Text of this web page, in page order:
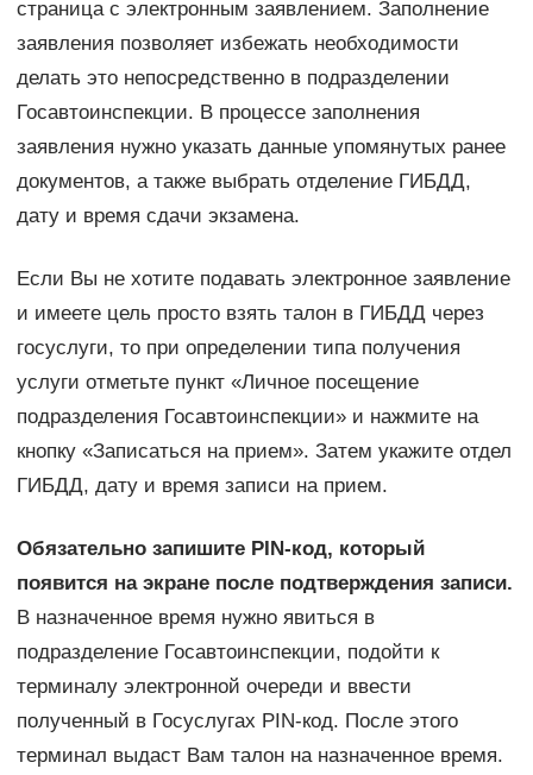
страница с электронным заявлением. Заполнение
заявления позволяет избежать необходимости
делать это непосредственно в подразделении
Госавтоинспекции. В процессе заполнения
заявления нужно указать данные упомянутых ранее
документов, а также выбрать отделение ГИБДД,
дату и время сдачи экзамена.
Если Вы не хотите подавать электронное заявление
и имеете цель просто взять талон в ГИБДД через
госуслуги, то при определении типа получения
услуги отметьте пункт «Личное посещение
подразделения Госавтоинспекции» и нажмите на
кнопку «Записаться на прием». Затем укажите отдел
ГИБДД, дату и время записи на прием.
Обязательно запишите PIN-код, который
появится на экране после подтверждения записи.
В назначенное время нужно явиться в
подразделение Госавтоинспекции, подойти к
терминалу электронной очереди и ввести
полученный в Госуслугах PIN-код. После этого
терминал выдаст Вам талон на назначенное время.